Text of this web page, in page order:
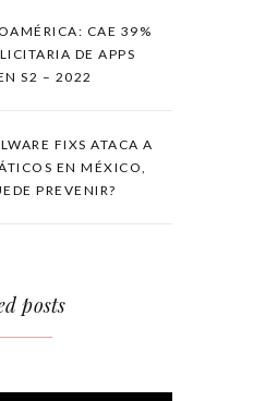
CAE 39%
DE APPS
S2 – 2022
FIXS ATACA A
EN MÉXICO,
PREVENIR?
posts